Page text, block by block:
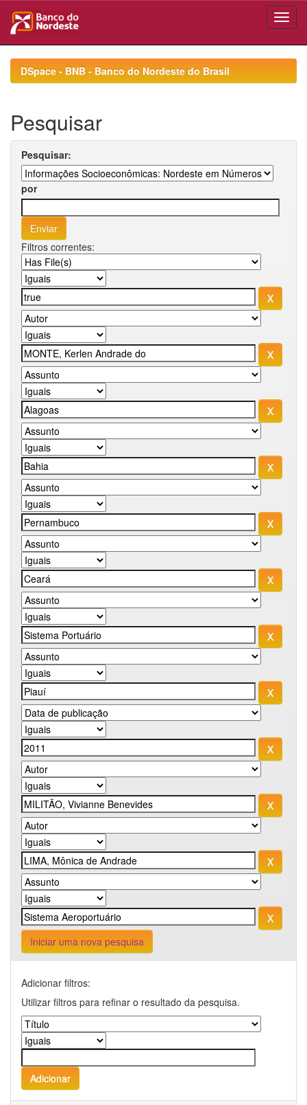
navigationDSpace - BNB - Banco do Nordeste do Brasil
Pesquisar
Pesquisar:
por
Filtros correntes:
Iniciar uma nova pesquisa
Adicionar filtros:
Utilizar filtros para refinar o resultado da pesquisa.